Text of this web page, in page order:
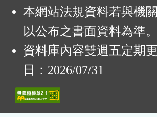
本網站法規資料若與機
以公布之書面資料為準。
資料庫內容雙週五定期
日：2026/07/31